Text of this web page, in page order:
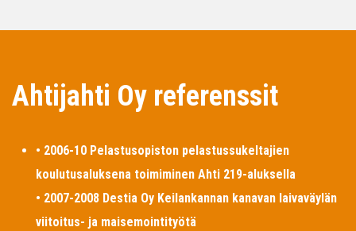
Ahtijahti Oy referenssit
• 2006-10 Pelastusopiston pelastussukeltajien
koulutusaluksena toimiminen Ahti 219-aluksella
• 2007-2008 Destia Oy Keilankannan kanavan laivaväylän
viitoitus- ja maisemointityötä